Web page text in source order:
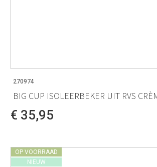
270974
BIG CUP ISOLEERBEKER UIT RVS
€ 35,95
OP VOORRAAD
NIEUW